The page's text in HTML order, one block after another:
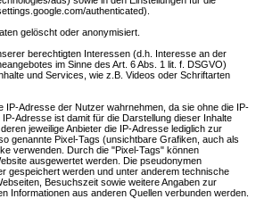
authenticated).
gelöscht oder anonymisiert.
berechtigten Interessen (d.h. Interesse an der
im Sinne des Art. 6 Abs. 1 lit. f. DSGVO)
und Services, wie z.B. Videos oder Schriftarten
Adresse der Nutzer wahrnehmen, da sie ohne die IP-
Adresse ist damit für die Darstellung dieser Inhalte
jeweilige Anbieter die IP-Adresse lediglich zur
genannte Pixel-Tags (unsichtbare Grafiken, auch als
verwenden. Durch die "Pixel-Tags" können
ausgewertet werden. Die pseudonymen
gespeichert werden und unter anderem technische
Besuchszeit sowie weitere Angaben zur
Informationen aus anderen Quellen verbunden werden.